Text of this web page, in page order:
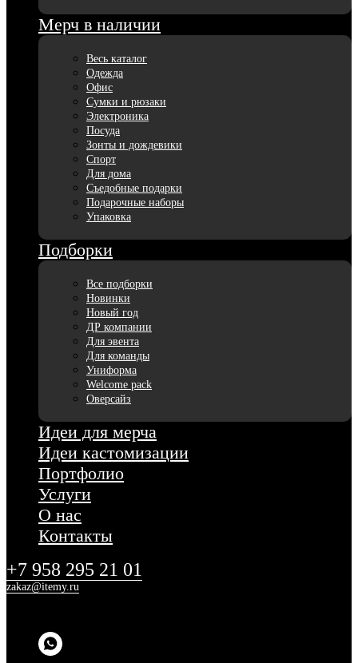
Мерч в наличии
Весь каталог
Одежда
Офис
Сумки и рюзаки
Электроника
Посуда
Зонты и дождевики
Спорт
Для дома
Съедобные подарки
Подарочные наборы
Упаковка
Подборки
Все подборки
Новинки
Новый год
ДР компании
Для эвента
Для команды
Униформа
Welcome pack
Оверсайз
Идеи для мерча
Идеи кастомизации
Портфолио
Услуги
О нас
Контакты
+7 958 295 21 01
zakaz@itemy.ru